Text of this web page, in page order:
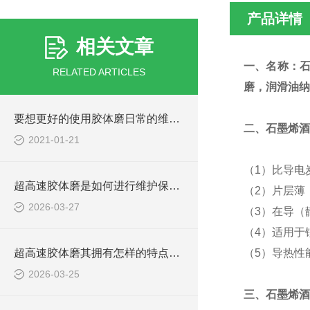
相关文章
RELATED ARTICLES
要想更好的使用胶体磨日常的维护保养必*！
2021-01-21
超高速胶体磨是如何进行维护保养的？
2026-03-27
超高速胶体磨其拥有怎样的特点呢？
2026-03-25
产品详情
一、名称：
磨，润滑油
二、石墨烯
（1）比导
（2）片层
（3）在导
（4）适用
（5）导热
三、石墨烯